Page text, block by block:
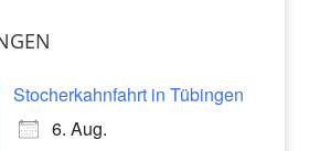
Stocherkahnfahrt in Tübingen
6. Aug.